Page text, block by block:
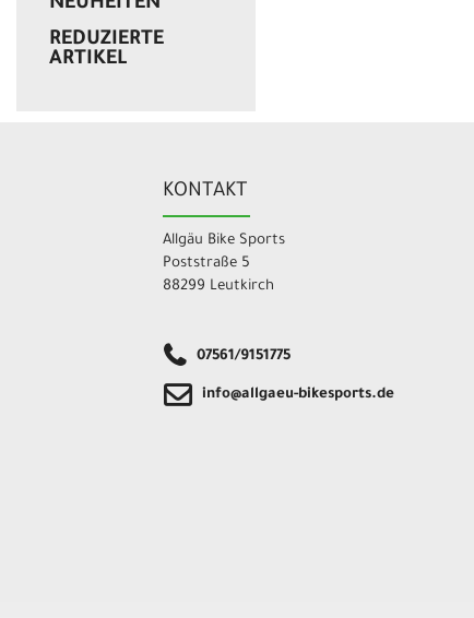
NEUHEITEN
REDUZIERTE
ARTIKEL
KONTAKT
Allgäu Bike Sports
Poststraße 5
88299 Leutkirch
07561/9151775
info@allgaeu-bikesports.de